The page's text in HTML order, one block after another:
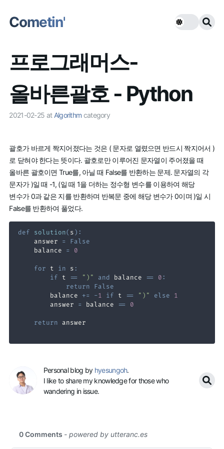
Cometin'
프로그래머스-
올바른괄호 - Python
2021-02-25 at Algorithm category
괄호가 바르게 짝지어졌다는 것은 ( 문자로 열렸으면 반드시 짝지어서 )
로 닫혀야 한다는 뜻이다. 괄호로만 이루어진 문자열이 주어졌을 때
올바른 괄호이면 True를, 아닐 때 False를 반환하는 문제. 문자열의 각
문자가 )일 때 -1, (일 때 1을 더하는 정수형 변수를 이용하여 해당
변수가 0과 같은 지를 반환하며 반복문 중에 해당 변수가 0이며 )일 시
False를 반환하여 풀었다.
def solution( s ) :
    answer
=
False
    balance
= 0
for t in s :
if t == ")" and balance == 0 :
return
False
        balance
+= -1 if t == ")" else
1
        answer
= balance == 0
return
Personal blog by hyesungoh.
I like to share my knowledge for those who
wandering in issue.